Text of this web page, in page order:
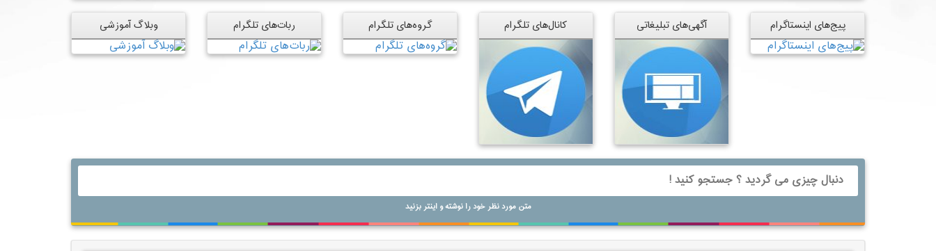
پیج‌های اینستاگرام آگهی‌های تبلیغاتی کانال‌های تلگرام گروه‌های تلگرام ربات‌های تلگرام وبلاگ آموزشی
متن مورد نظر خود را نوشته و اینتر بزنید